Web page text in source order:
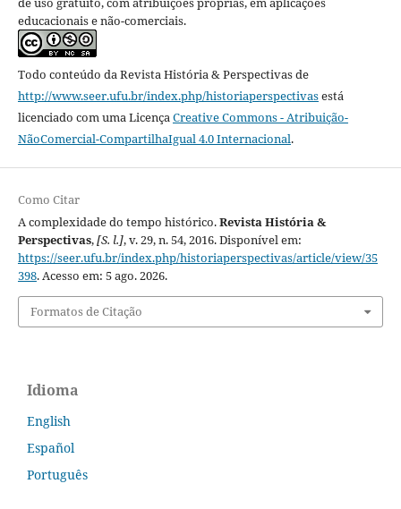
educacionais e não-comerciais.
Todo conteúdo da Revista História & Perspectivasde
http://www.seer.ufu.br/index.php/historiaperspectivasestá
licenciado com uma LicençaCreative Commons - Atribuição-
NãoComercial-CompartilhaIgual 4.0 Internacional.
Como Citar
A complexidade do tempo histórico.Revista História &
Perspectivas,[S. l.], v. 29, n. 54, 2016. Disponível em:
https://seer.ufu.br/index.php/historiaperspectivas/article/view/35
398. Acesso em: 5 ago. 2026.
Formatos de Citação
Idioma
English
Español
Português